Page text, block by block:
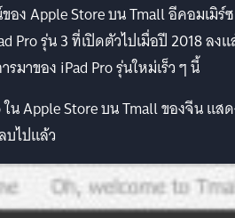
อง Apple Store บน Tmall อีคอมเมิร์ซ
Pro รุ่น 3 ที่เปิดตัวไปเมื่อปี 2018 ลง
าของ iPad Pro รุ่นใหม่เร็ว ๆ นี้
น Apple Store บน Tmall ของจีน แส
บไปแล้ว